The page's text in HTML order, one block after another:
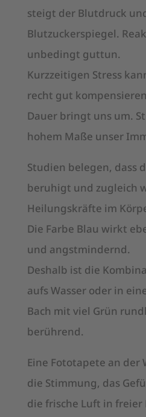
steigt der Blutdruck
Blutzuckerspiegel.
unbedingt guttun.
Kurzzeitigen Stress
recht gut
Dauer bringt uns um.
hohem Maße unser
Studien belegen, dass
beruhigt und zugleich
Heilungskräfte im
Die Farbe Blau wirkt
und angstmindernd.
Deshalb ist die
aufs Wasser oder in
Bach mit viel Grün
berührend.
Eine Fototapete an der
die Stimmung, das
die frische Luft in freier